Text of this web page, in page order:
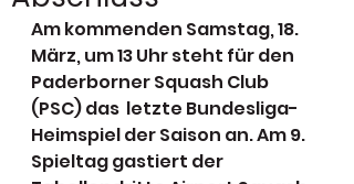
Am kommenden Samstag, 18.
März, um 13 Uhr steht für den
Paderborner Squash Club
(PSC) das  letzte Bundesliga-
Heimspiel der Saison an. Am 9.
Spieltag gastiert der